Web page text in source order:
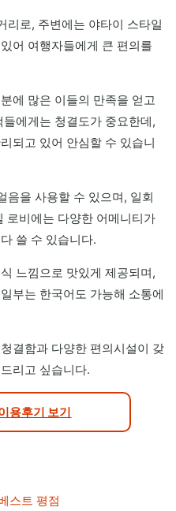
리로, 주변에는 야타이 스타일
어 여행자들에게 큰 편의를
에 많은 이들의 만족을 얻고
에게는 청결도가 중요한데,
되고 있어 안심할 수 있습니
음을 사용할 수 있으며, 일회
로비에는 다양한 어메니티가
쓸 수 있습니다.
느낌으로 맛있게 제공되며,
부는 한국어도 가능해 소통에
결함과 다양한 편의시설이 갖
리고 싶습니다.
용후기 보기
스트 평점